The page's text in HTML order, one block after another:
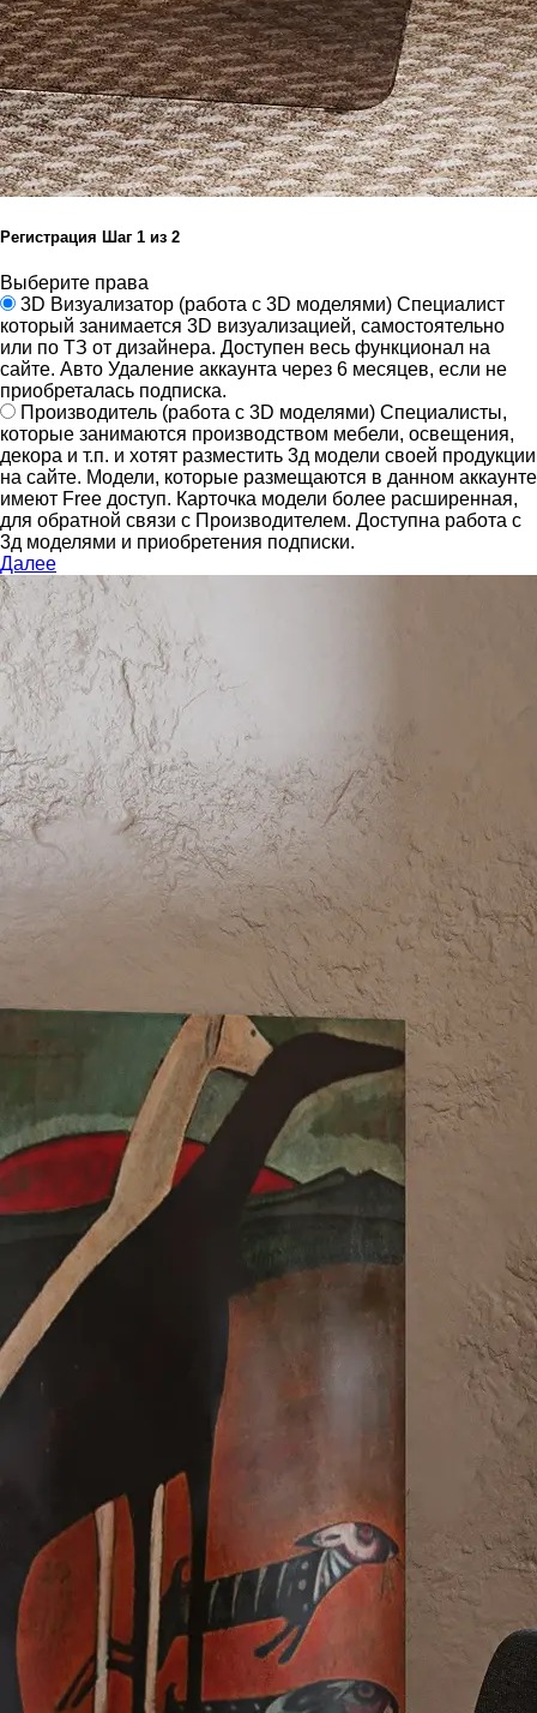
Регистрация Шаг 1 из 2
Выберите права
3D Визуализатор (работа с 3D моделями) Специалист
который занимается 3D визуализацией, самостоятельно
или по ТЗ от дизайнера. Доступен весь функционал на
сайте. Авто Удаление аккаунта через 6 месяцев, если не
приобреталась подписка.
Производитель (работа с 3D моделями) Специалисты,
которые занимаются производством мебели, освещения,
декора и т.п. и хотят разместить 3д модели своей продукции
на сайте. Модели, которые размещаются в данном аккаунте
имеют Free доступ. Карточка модели более расширенная,
для обратной связи с Производителем. Доступна работа с
3д моделями и приобретения подписки.
Далее